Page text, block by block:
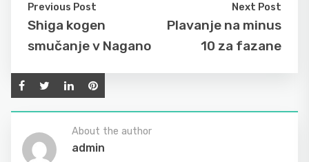
Previous Post
Shiga kogen
smučanje v Nagano
Next Post
Plavanje na minus
10 za fazane
About the author
admin